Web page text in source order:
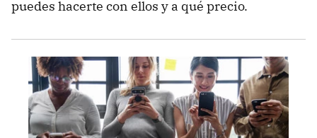
puedes hacerte con ellos y a qué precio.